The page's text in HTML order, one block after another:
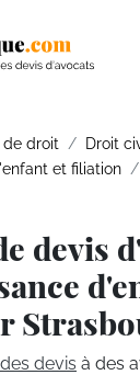
de droit
Droit
et filiation
devis
devis à des